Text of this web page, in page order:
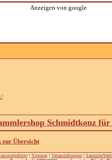
Anzeigen von google
Schmidtkonz
zur Übersicht
| Sitemap| Veranstaltungen| SammlerWelt